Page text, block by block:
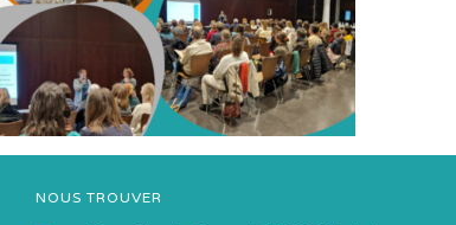
NOUS TROUVER